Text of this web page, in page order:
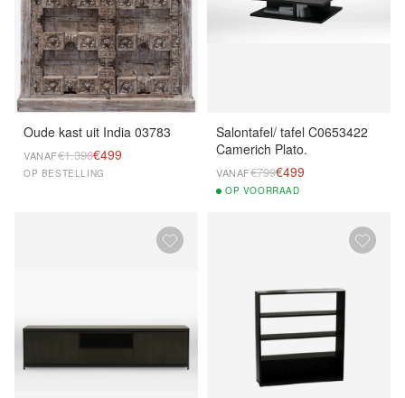
Oude kast uit India 03783
VANAF€1.390€499
OP BESTELLING
Salontafel/ tafel C0653422
Camerich Plato.
VANAF€799€499
OP VOORRAAD